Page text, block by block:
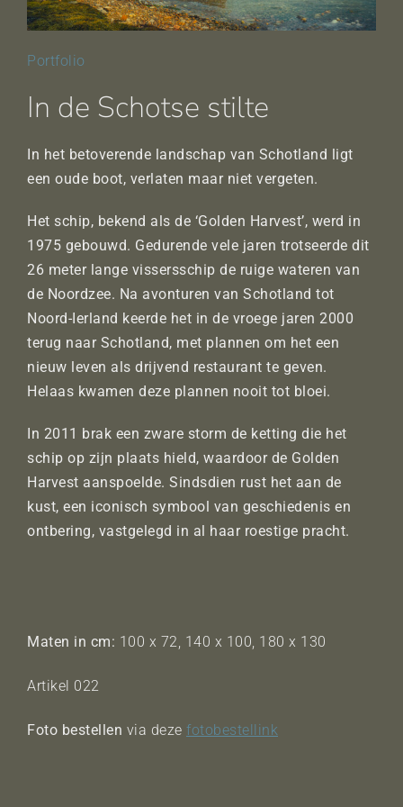
Portfolio
In de Schotse stilte
In het betoverende landschap van Schotland ligt
een oude boot, verlaten maar niet vergeten.
Het schip, bekend als de ‘Golden Harvest’, werd in
1975 gebouwd. Gedurende vele jaren trotseerde dit
26 meter lange vissersschip de ruige wateren van
de Noordzee. Na avonturen van Schotland tot
Noord-Ierland keerde het in de vroege jaren 2000
terug naar Schotland, met plannen om het een
nieuw leven als drijvend restaurant te geven.
Helaas kwamen deze plannen nooit tot bloei.
In 2011 brak een zware storm de ketting die het
schip op zijn plaats hield, waardoor de Golden
Harvest aanspoelde. Sindsdien rust het aan de
kust, een iconisch symbool van geschiedenis en
ontbering, vastgelegd in al haar roestige pracht.
Maten in cm: 100 x 72, 140 x 100, 180 x 130
Artikel 022
Foto bestellen via deze fotobestellink